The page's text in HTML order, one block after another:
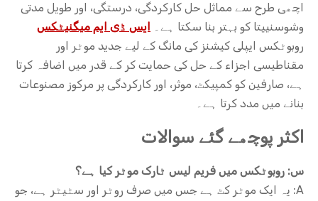
اچھی طرح سے مماثل حل کارکردگی، درستگی، اور طویل مدتی
وشوسنییتا کو بہتر بنا سکتا ہے۔ ایس ڈی ایم میگنیٹکس
روبوٹکس ایپلی کیشنز کی مانگ کے لیے جدید موٹر اور
مقناطیسی اجزاء کے حل کی حمایت کر کے قدر میں اضافہ کرتا
ہے، صارفین کو کمپیکٹ، موثر، اور کارکردگی پر مرکوز مصنوعات
بنانے میں مدد کرتا ہے۔
اکثر پوچھے گئے سوالات
س: روبوٹکس میں فریم لیس ٹارک موٹر کیا ہے؟
A: یہ ایک موٹر کٹ ہے جس میں صرف روٹر اور سٹیٹر ہے، جو